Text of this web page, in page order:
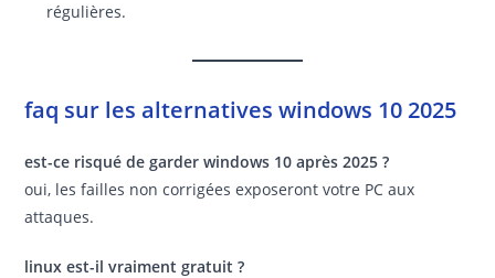
régulières.
faq sur les alternatives windows 10 2025
est-ce risqué de garder windows 10 après 2025 ?
oui, les failles non corrigées exposeront votre PC aux
attaques.
linux est-il vraiment gratuit ?